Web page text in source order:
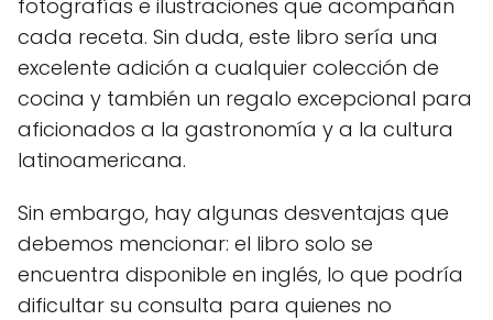
fotografías e ilustraciones que acompañan
cada receta. Sin duda, este libro sería una
excelente adición a cualquier colección de
cocina y también un regalo excepcional para
aficionados a la gastronomía y a la cultura
latinoamericana.
Sin embargo, hay algunas desventajas que
debemos mencionar: el libro solo se
encuentra disponible en inglés, lo que podría
dificultar su consulta para quienes no